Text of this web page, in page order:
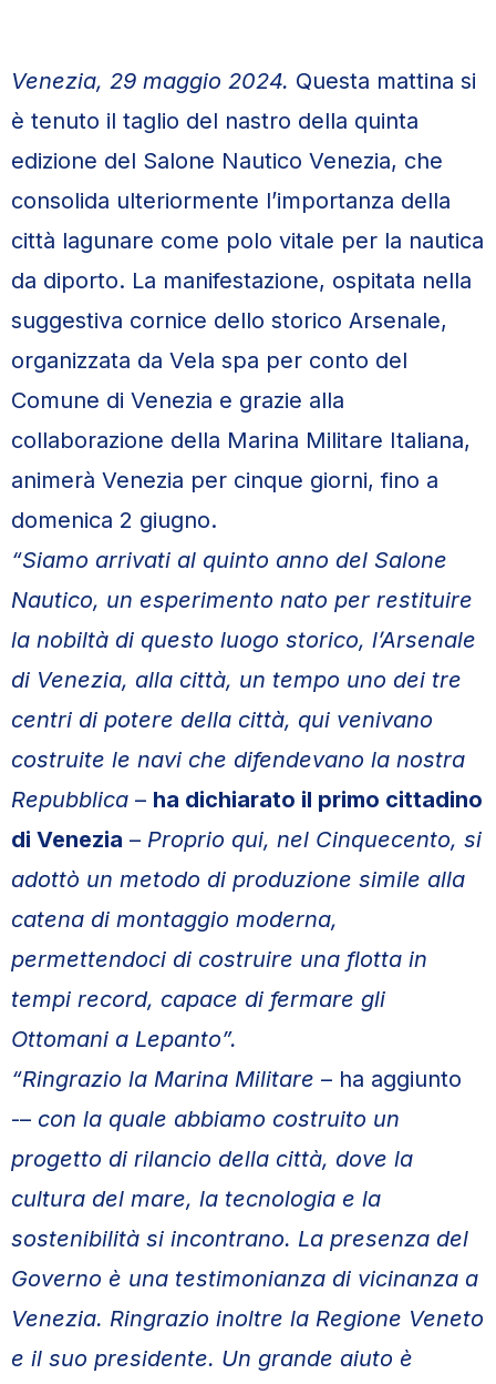
Venezia, 29 maggio 2024. Questa mattina si
è tenuto il taglio del nastro della quinta
edizione del Salone Nautico Venezia, che
consolida ulteriormente l’importanza della
città lagunare come polo vitale per la nautica
da diporto. La manifestazione, ospitata nella
suggestiva cornice dello storico Arsenale,
organizzata da Vela spa per conto del
Comune di Venezia e grazie alla
collaborazione della Marina Militare Italiana,
animerà Venezia per cinque giorni, fino a
domenica 2 giugno.
“Siamo arrivati al quinto anno del Salone
Nautico, un esperimento nato per restituire
la nobiltà di questo luogo storico, l’Arsenale
di Venezia, alla città, un tempo uno dei tre
centri di potere della città, qui venivano
costruite le navi che difendevano la nostra
Repubblica – ha dichiarato il primo cittadino
di Venezia – Proprio qui, nel Cinquecento, si
adottò un metodo di produzione simile alla
catena di montaggio moderna,
permettendoci di costruire una flotta in
tempi record, capace di fermare gli
Ottomani a Lepanto”.
“Ringrazio la Marina Militare – ha aggiunto
-– con la quale abbiamo costruito un
progetto di rilancio della città, dove la
cultura del mare, la tecnologia e la
sostenibilità si incontrano. La presenza del
Governo è una testimonianza di vicinanza a
Venezia. Ringrazio inoltre la Regione Veneto
e il suo presidente. Un grande aiuto è